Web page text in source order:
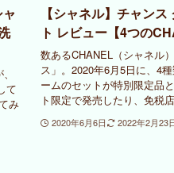
て
み
【シャネル】チャン
ト レビュー【4つの
数あるCHANEL（シャネル
ス」。2020年6月5日に、4
ームのセットが特別限定品
ト限定で発売したり、免税
2020年6月6日 2022年2月23